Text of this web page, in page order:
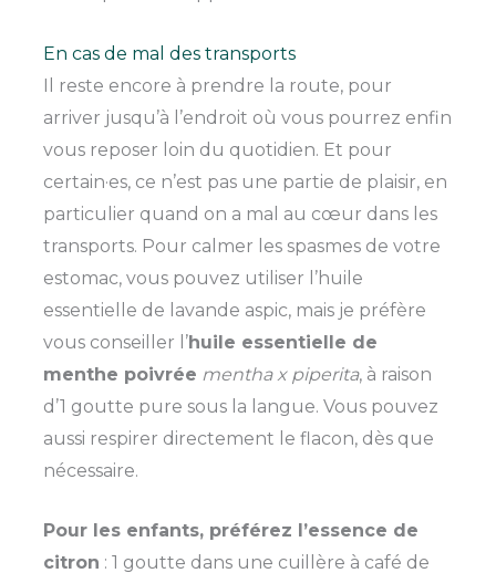
En cas de mal des transports
Il reste encore à prendre la route, pour
arriver jusqu’à l’endroit où vous pourrez enfin
vous reposer loin du quotidien. Et pour
certain·es, ce n’est pas une partie de plaisir, en
particulier quand on a mal au cœur dans les
transports. Pour calmer les spasmes de votre
estomac, vous pouvez utiliser l’huile
essentielle de lavande aspic, mais je préfère
vous conseiller l’huile essentielle de
menthe poivrée mentha x piperita, à raison
d’1 goutte pure sous la langue. Vous pouvez
aussi respirer directement le flacon, dès que
nécessaire.
Pour les enfants, préférez l’essence de
citron : 1 goutte dans une cuillère à café de